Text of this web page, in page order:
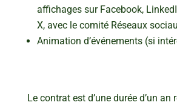
affichages sur Facebook,
X, avec le comité Réseaux
Animation d’événements (si
Le contrat est d’une durée d’un an